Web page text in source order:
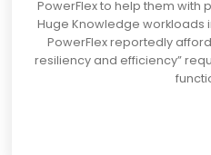
PowerFlex to help them with
Huge Knowledge workloads
PowerFlex reportedly
resiliency and efficiency”